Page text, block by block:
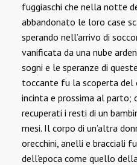
fuggiaschi che nella notte
abbandonato le loro case
sperando nell’arrivo di
vanificata da una nube
sogni e le speranze di
toccante fu la scoperta del
incinta e prossima al parto;
recuperati i resti di un
mesi. Il corpo di un’altra
orecchini, anelli e bracciali
dell’epoca come quello